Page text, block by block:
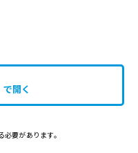
で開く
要があります。